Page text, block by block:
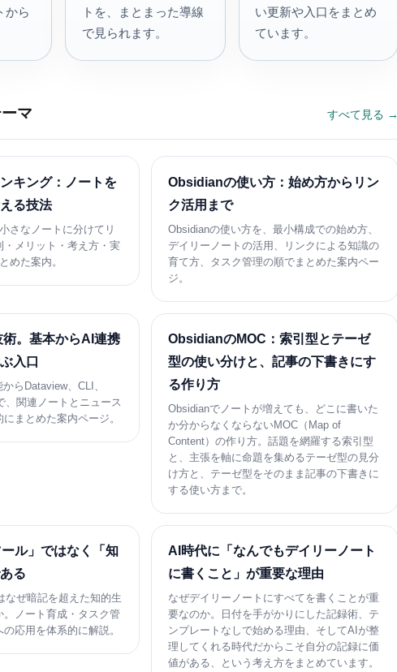
から
トを、まとまった導線
で見られます。
い更新や入口をまとめ
ています。
マ すべて見る →
キング：ノートを
る技法
さなノートに分けてリ
・メリット・考え方・実
めた案内。
Obsidianの使い方：始め方からリン
ク活用まで
Obsidianの使い方を、最小構成での始め方、
デイリーノートの活用、リンクによる知識の
育て方、タスク管理の順でまとめた案内ペー
ジ。
。基本からAI連携
入口
らDataview、CLI、
、関連ノートとニュース
まとめた案内ページ。
ObsidianのMOC：索引型とテーゼ
型の使い分けと、記事の下書きにす
る作り方
Obsidianでノートが増えても、どこに書いた
か分からなくならないMOC（Map of
Content）の作り方。話題を網羅する索引型
と、主張を軸に命題を集めるテーゼ型の見分
け方と、テーゼ型をそのまま記事の下書きに
する使い方まで。
ル」ではなく「知
る
なぜ暗記を超えた知的生
。ノート育成・タスク管
応用を体系的に解説。
AI時代に「なんでもデイリーノート
に書くこと」が重要な理由
なぜデイリーノートにすべてを書くことが重
要なのか。日付を手がかりにした記録術、テ
ンプレートなしで始める理由、そしてAIが整
理してくれる時代だからこそ自分の記録に価
値がある、という考え方をまとめています。